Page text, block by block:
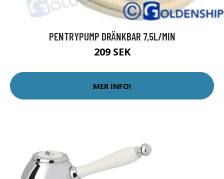
PENTRYPUMP DRÄNKBAR 7,5L/MIN
209 SEK
MER INFO!